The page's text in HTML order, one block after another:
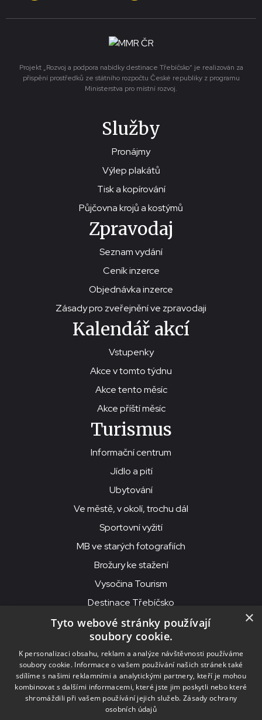
Projekt „Rozvoj a podpora nabídky destinace Třebíčsko“ je realizován za
přispění prostředků ze státního rozpočtu České republiky z programu
Ministerstva pro místní rozvoj.
Služby
Pronájmy
Výlep plakátů
Tisk a kopírování
Půjčovna krojů a kostýmů
Zpravodaj
Seznam vydání
Ceník inzerce
Objednávka inzerce
Zásady pro zveřejnění ve zpravodaji
Kalendář akcí
Vstupenky
Akce v tomto týdnu
Akce tento měsíc
Akce příští měsíc
Turismus
Informační centrum
Jídlo a pití
Ubytování
Ve městě, v okolí, trochu dál
Sportovní vyžití
MB ve starých fotografiích
Brožury ke stažení
Vysočina Tourism
Destinace Třebíčsko
© 2026MKS Beseda Mor. Budějovice
MKS Beseda, příspěvková organizace, Purcnerova 62, 676 02
Moravské Budějovice
IČO: 00091758, DIČ: CZ00091758, ID datové schránky: chjn2kd
×
Tyto webové stránky používají
soubory cookie.
K personalizaci obsahu, reklam a analýze návštěvnosti používáme
soubory cookie. Informace o vašem používání našich stránek také
sdílíme s našimi reklamními a analytickými partnery, kteří je mohou
kombinovat s dalšími informacemi, které jste jim poskytli nebo které
shromáždili při vašem používání jejich služeb. Zásady ochrany
osobních údajů